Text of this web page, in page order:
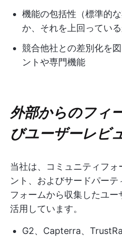
機能の包括性（標準的
か、それを上回っている
競合他社との差別化を
ントや専門機能
外部からのフィ
びユーザーレビ
当社は、コミュニティフォ
ント、およびサードパーテ
フォームから収集したユ
活用しています。
G2、Capterra、